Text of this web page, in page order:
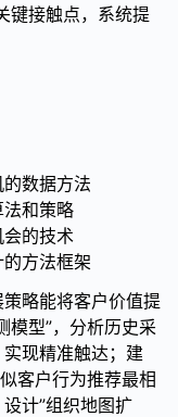
键接触点，系统提
数据方法
和策略
的技术
方法框架
略能将客户价值提
模型”，分析历史采
现精准触达；建
客户行为推荐最相
计”组织地图扩